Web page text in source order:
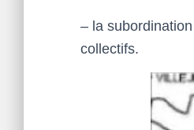
– la
collectifs.